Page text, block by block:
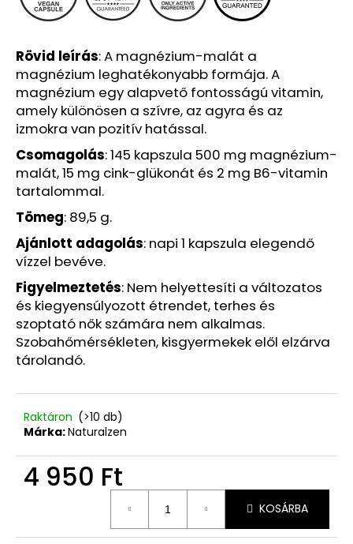
Rövid leírás: A magnézium-malát a
magnézium leghatékonyabb formája. A
magnézium egy alapvető fontosságú vitamin,
amely különösen a szívre, az agyra és az
izmokra van pozitív hatással.
Csomagolás: 145 kapszula 500 mg magnézium-
malát, 15 mg cink-glükonát és 2 mg B6-vitamin
tartalommal.
Tömeg: 89,5 g.
Ajánlott adagolás: napi 1 kapszula elegendő
vízzel bevéve.
Figyelmeztetés: Nem helyettesíti a változatos
és kiegyensúlyozott étrendet, terhes és
szoptató nők számára nem alkalmas.
Szobahőmérsékleten, kisgyermekek elől elzárva
tárolandó.
Raktáron (>10 db)
Márka:Naturalzen
4 950 Ft
KOSÁRBA
ML
(EXP:02/2026)
Ft
Korábbi:
924
Ft